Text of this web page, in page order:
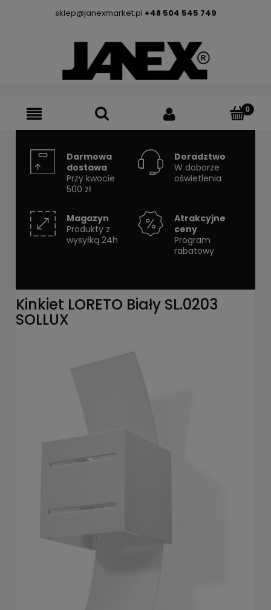
sklep@janexmarket.pl +48 504 545 749
Darmowa
dostawa
Przy kwocie
500 zł
Doradztwo
W doborze
oświetlenia
Magazyn
Produkty z
wysyłką 24h
Atrakcyjne
ceny
Program
rabatowy
Kinkiet LORETO Biały SL.0203
SOLLUX